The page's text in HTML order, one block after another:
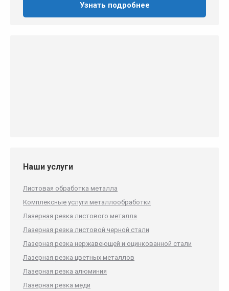
Узнать подробнее
Наши услуги
Листовая обработка металла
Комплексные услуги металлообработки
Лазерная резка листового металла
Лазерная резка листовой черной стали
Лазерная резка нержавеющей и оцинкованной стали
Лазерная резка цветных металлов
Лазерная резка алюминия
Лазерная резка меди